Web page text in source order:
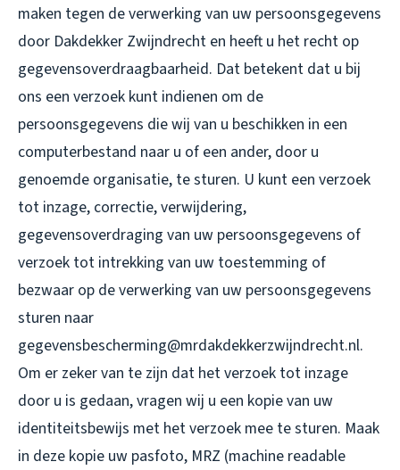
maken tegen de verwerking van uw persoonsgegevens
door Dakdekker Zwijndrecht en heeft u het recht op
gegevensoverdraagbaarheid. Dat betekent dat u bij
ons een verzoek kunt indienen om de
persoonsgegevens die wij van u beschikken in een
computerbestand naar u of een ander, door u
genoemde organisatie, te sturen. U kunt een verzoek
tot inzage, correctie, verwijdering,
gegevensoverdraging van uw persoonsgegevens of
verzoek tot intrekking van uw toestemming of
bezwaar op de verwerking van uw persoonsgegevens
sturen naar
gegevensbescherming@mrdakdekkerzwijndrecht.nl.
Om er zeker van te zijn dat het verzoek tot inzage
door u is gedaan, vragen wij u een kopie van uw
identiteitsbewijs met het verzoek mee te sturen. Maak
in deze kopie uw pasfoto, MRZ (machine readable